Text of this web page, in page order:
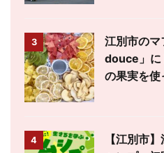
3
江別市の
douce」に
の果実を使
4
【江別市